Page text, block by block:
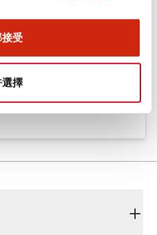
受
選擇
標準
關